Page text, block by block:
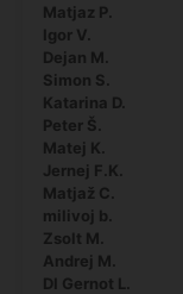
Matjaz P.
Igor V.
Dejan M.
Simon S.
Katarina D.
Peter Š.
Matej K.
Jernej F.K.
Matjaž C.
milivoj b.
Zsolt M.
Andrej M.
DI Gernot L.